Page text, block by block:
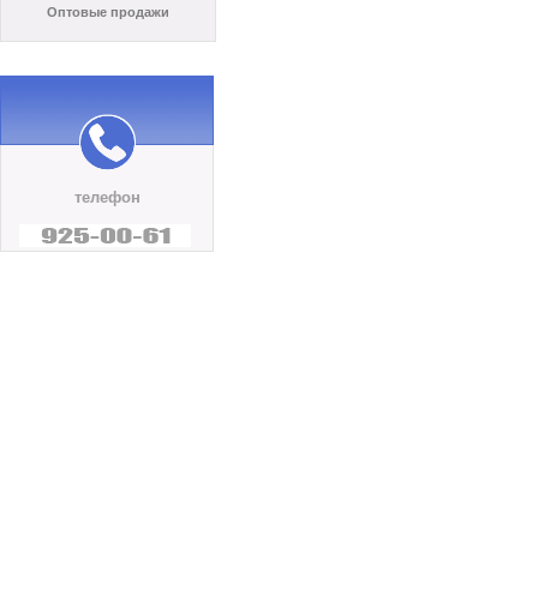
Оптовые продажи
телефон